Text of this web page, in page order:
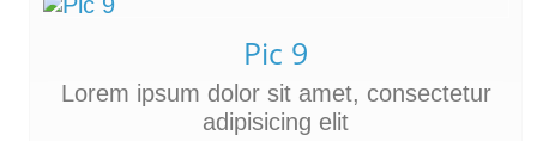
Pic 9
Lorem ipsum dolor sit amet, consectetur
adipisicing elit